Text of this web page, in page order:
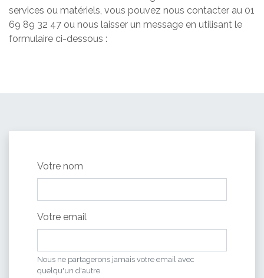
services ou matériels, vous pouvez nous contacter au 01
69 89 32 47 ou nous laisser un message en utilisant le
formulaire ci-dessous :
Votre nom
Votre email
Nous ne partagerons jamais votre email avec
quelqu'un d'autre.